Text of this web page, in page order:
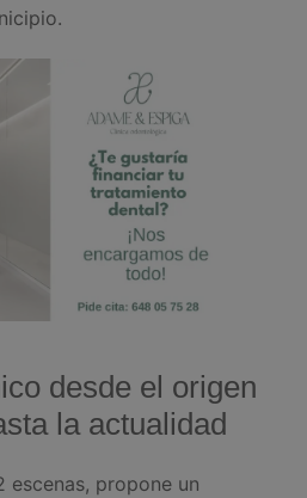
desde el origen
la actualidad
escenas, propone un